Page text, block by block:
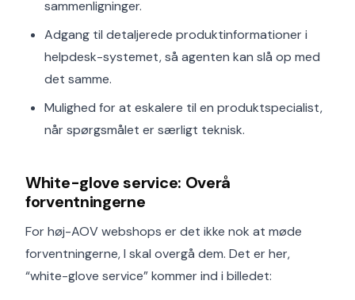
sammenligninger.
Adgang til detaljerede produktinformationer i
helpdesk-systemet, så agenten kan slå op med
det samme.
Mulighed for at eskalere til en produktspecialist,
når spørgsmålet er særligt teknisk.
White-glove service: Overå
forventningerne
For høj-AOV webshops er det ikke nok at møde
forventningerne, I skal overgå dem. Det er her,
“white-glove service” kommer ind i billedet: